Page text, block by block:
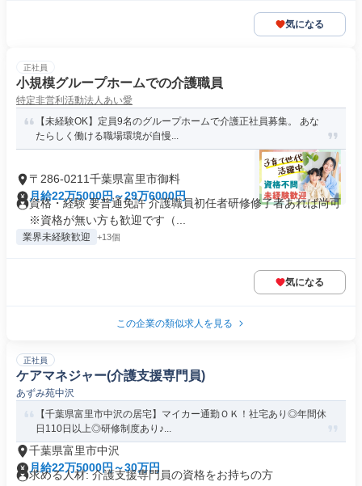
気になる
正社員
小規模グループホームでの介護職員
特定非営利活動法人あい愛
【未経験OK】定員9名のグループホームで介護正社員募集。 あな
たらしく働ける職場環境が自慢...
〒286-0211千葉県富里市御料
月給22万5000円～29万6000円
資格・経験 要普通免許 介護職員初任者研修修了者あれば尚可
※資格が無い方も歓迎です（...
業界未経験歓迎 +13個
気になる
この企業の類似求人を見る
正社員
ケアマネジャー(介護支援専門員)
あずみ苑中沢
【千葉県富里市中沢の居宅】マイカー通勤ＯＫ！社宅あり◎年間休
日110日以上◎研修制度あり♪...
千葉県富里市中沢
月給22万5000円～30万円
求める人材: 介護支援専門員の資格をお持ちの方